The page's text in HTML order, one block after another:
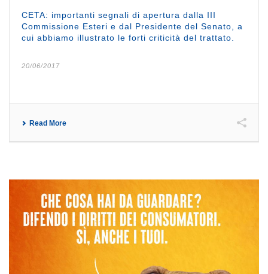
CETA: importanti segnali di apertura dalla III
Commissione Esteri e dal Presidente del Senato, a
cui abbiamo illustrato le forti criticità del trattato.
20/06/2017
Read More